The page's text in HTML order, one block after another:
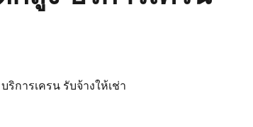
การเครน รับจ้างให้เช่า